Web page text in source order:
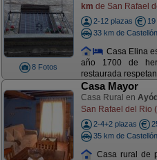
8 Fotos
km de San Rafael
2-12 plazas
19
33 km de Castellón
Casa Elina
año 1700 de
restaurada
Casa Mayor
Casa Rural en
San Rafael del Rio
2-4+2 plazas
35 km de Castellón
Casa rural de